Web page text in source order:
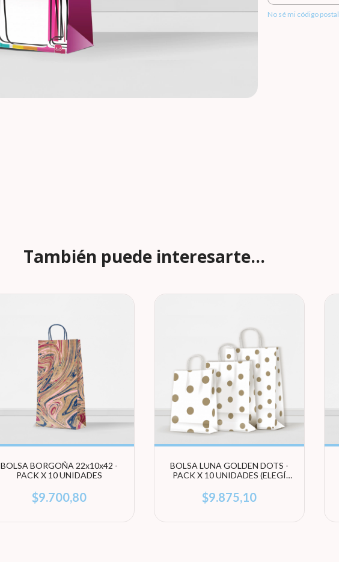
No sé mi código postal
También puede interesarte...
BOLSA BORGOÑA 22x10x42 -
PACK X 10 UNIDADES
$9.700,80
BOLSA LUNA GOLDEN DOTS -
PACK X 10 UNIDADES (ELEGÍ
$9.875,10